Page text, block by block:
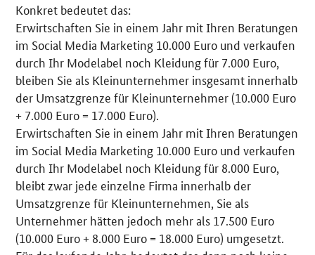
Konkret bedeutet das:
Erwirtschaften Sie in einem Jahr mit Ihren Beratungen
im Social Media Marketing 10.000 Euro und verkaufen
durch Ihr Modelabel noch Kleidung für 7.000 Euro,
bleiben Sie als Kleinunternehmer insgesamt innerhalb
der Umsatzgrenze für Kleinunternehmer (10.000 Euro
+ 7.000 Euro = 17.000 Euro).
Erwirtschaften Sie in einem Jahr mit Ihren Beratungen
im Social Media Marketing 10.000 Euro und verkaufen
durch Ihr Modelabel noch Kleidung für 8.000 Euro,
bleibt zwar jede einzelne Firma innerhalb der
Umsatzgrenze für Kleinunternehmen, Sie als
Unternehmer hätten jedoch mehr als 17.500 Euro
(10.000 Euro + 8.000 Euro = 18.000 Euro) umgesetzt.